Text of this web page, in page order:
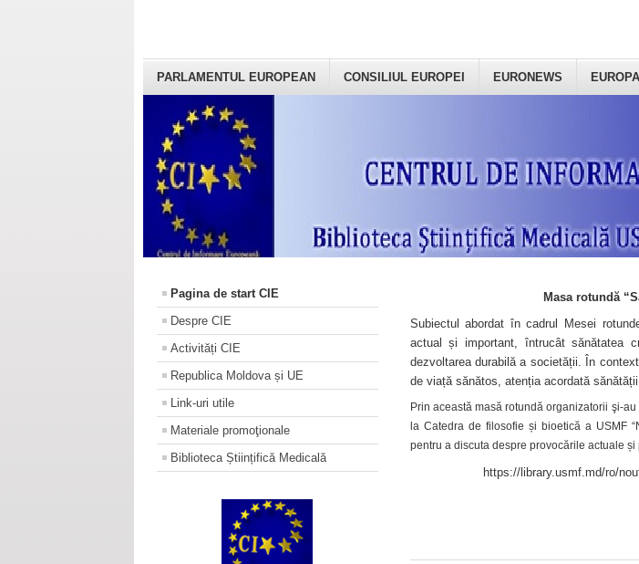
PARLAMENTUL EUROPEAN CONSILIUL EUROPEI EURONEWS
Pagina de start CIE
Despre CIE
Activități CIE
Republica Moldova și UE
Link-uri utile
Materiale promoţionale
Biblioteca Științifică Medicală
Masa rotundă
Subiectul abordat în cadrul Mesei
actual și important, întrucât sănătatea
dezvoltarea durabilă a societății. În
de viață sănătos, atenția acordată
Prin această masă rotundă organizatorii şi-
la Catedra de filosofie și bioetică a USMF
pentru a discuta despre provocările actuale
https://library.usmf.md/ro/